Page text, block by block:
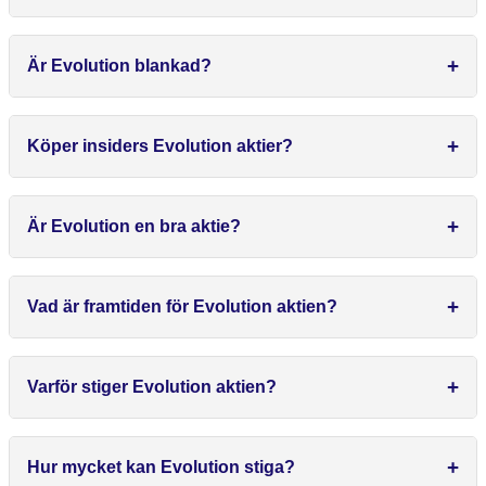
Är Evolution blankad?
Köper insiders Evolution aktier?
Är Evolution en bra aktie?
Vad är framtiden för Evolution aktien?
Varför stiger Evolution aktien?
Hur mycket kan Evolution stiga?